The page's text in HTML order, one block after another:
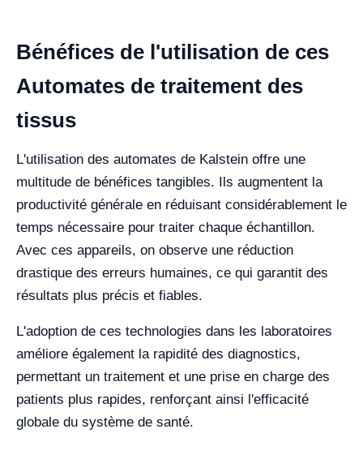
Bénéfices de l'utilisation de ces
Automates de traitement des
tissus
L'utilisation des automates de Kalstein offre une
multitude de bénéfices tangibles. Ils augmentent la
productivité générale en réduisant considérablement le
temps nécessaire pour traiter chaque échantillon.
Avec ces appareils, on observe une réduction
drastique des erreurs humaines, ce qui garantit des
résultats plus précis et fiables.
L'adoption de ces technologies dans les laboratoires
améliore également la rapidité des diagnostics,
permettant un traitement et une prise en charge des
patients plus rapides, renforçant ainsi l'efficacité
globale du système de santé.